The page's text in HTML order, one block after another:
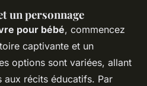
un personnage
pour bébé, commencez
captivante et un
options sont variées, allant
aux récits éducatifs. Par